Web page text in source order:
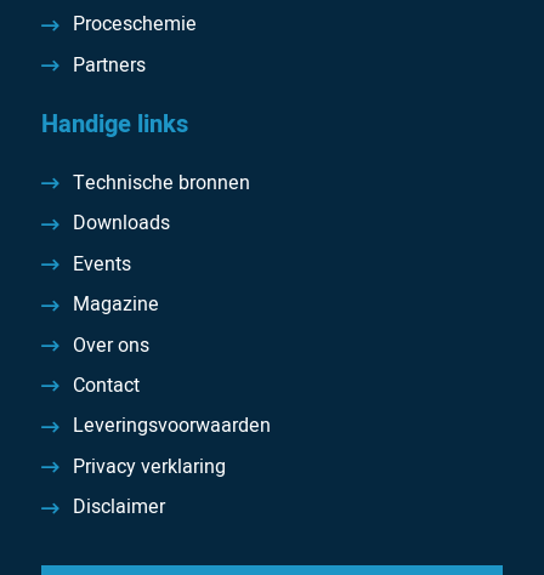
Proceschemie
Partners
Handige links
Technische bronnen
Downloads
Events
Magazine
Over ons
Contact
Leveringsvoorwaarden
Privacy verklaring
Disclaimer